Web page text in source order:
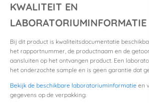
KWALITEIT EN
LABORATORIUMINFORMATIE
Bij dit product is kwaliteitsdocumentatie
het rapportnummer, de productnaam en de
aansluiten op het ontvangen product. Een
het onderzochte sample en is geen garantie dat
Bekijk de beschikbare laboratoriuminformatie en
gegevens op de verpakking.